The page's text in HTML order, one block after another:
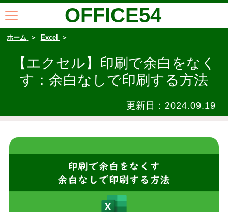
OFFICE54
ホーム Excel
【エクセル】印刷で余白をなく
す：余白なしで印刷する方法
更新日： 2024.09.19